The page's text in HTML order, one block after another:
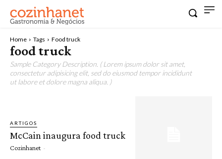
Home Tags Food truck
food truck
Sample Category Description. ( Lorem ipsum dolor sit amet,
consectetur adipisicing elit, sed do eiusmod tempor incididunt
ut labore et dolore magna aliqua. )
ARTIGOS
McCain inaugura food truck
Cozinhanet -